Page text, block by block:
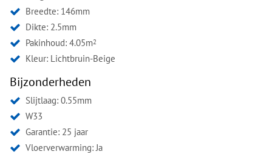
Breedte: 146mm
Dikte: 2.5mm
Pakinhoud: 4.05m2
Kleur: Lichtbruin-Beige
Bijzonderheden
Slijtlaag: 0.55mm
W33
Garantie: 25 jaar
Vloerverwarming: Ja